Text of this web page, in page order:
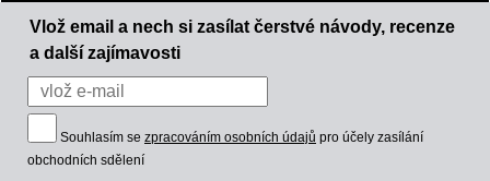
Vlož email a nech si zasílat čerstvé návody, recenze
a další zajímavosti
Souhlasím se zpracováním osobních údajů pro účely zasílání
obchodních sdělení